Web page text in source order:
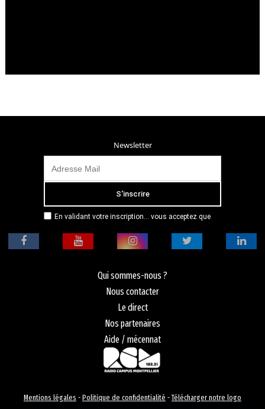
Newsletter
En validant votre inscription... vous acceptez que
adresse email dans le but de vous envoyer
mensuellement sa lettre d’informations. Pour plus
politique de confidentialité.
Qui sommes-nous ?
Nous contacter
Le direct
Nos partenaires
Aide / mécennat
Mentions légales - Politique de confidentialité -Télécharger notre logo